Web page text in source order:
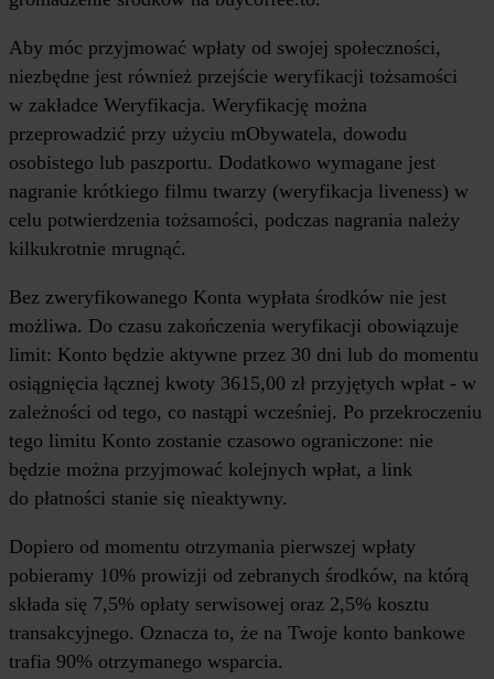
Aby móc przyjmować wpłaty od swojej społeczności,
niezbędne jest również przejście weryfikacji tożsamości
w zakładce Weryfikacja. Weryfikację można
przeprowadzić przy użyciu mObywatela, dowodu
osobistego lub paszportu. Dodatkowo wymagane jest
nagranie krótkiego filmu twarzy (weryfikacja liveness) w
celu potwierdzenia tożsamości, podczas nagrania należy
kilkukrotnie mrugnąć.
Bez zweryfikowanego Konta wypłata środków nie jest
możliwa. Do czasu zakończenia weryfikacji obowiązuje
limit: Konto będzie aktywne przez 30 dni lub do momentu
osiągnięcia łącznej kwoty 3615,00 zł przyjętych wpłat - w
zależności od tego, co nastąpi wcześniej. Po przekroczeniu
tego limitu Konto zostanie czasowo ograniczone: nie
będzie można przyjmować kolejnych wpłat, a link
do płatności stanie się nieaktywny.
Dopiero od momentu otrzymania pierwszej wpłaty
pobieramy 10% prowizji od zebranych środków, na którą
składa się 7,5% opłaty serwisowej oraz 2,5% kosztu
transakcyjnego. Oznacza to, że na Twoje konto bankowe
trafia 90% otrzymanego wsparcia.